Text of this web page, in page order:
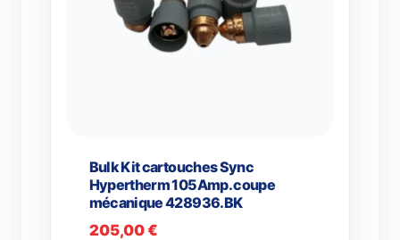
Bulk Kit cartouches Sync
Hypertherm 105Amp. coupe
mécanique 428936.BK
205,00€